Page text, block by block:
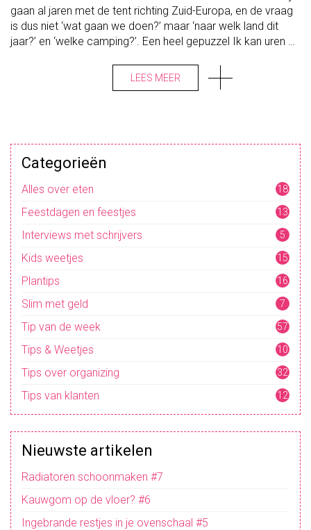
R
K
A
N
gaan al jaren met de tent richting Zuid-Europa, en de vraag
is dus niet ‘wat gaan we doen?’ maar ‘naar welk land dit
jaar?’ en ‘welke camping?’. Een heel gepuzzel Ik kan uren …
LEES MEER
Categorieën
Alles over eten 18
Feestdagen en feestjes 13
Interviews met schrijvers 5
Kids weetjes 15
Plantips 16
Slim met geld 7
Tip van de week 57
Tips & Weetjes
10
4
Tips over organizing 32
Tips van klanten 12
Nieuwste artikelen
Radiatoren schoonmaken #7
Kauwgom op de vloer? #6
Ingebrande restjes in je ovenschaal #5